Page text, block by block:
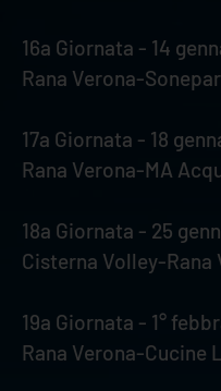
16a Giornata - 14
Rana Verona-
17a Giornata - 18
Rana Verona-MA
18a Giornata - 25
Cisterna Volley-Rana
19a Giornata - 1°
Rana Verona-Cucine